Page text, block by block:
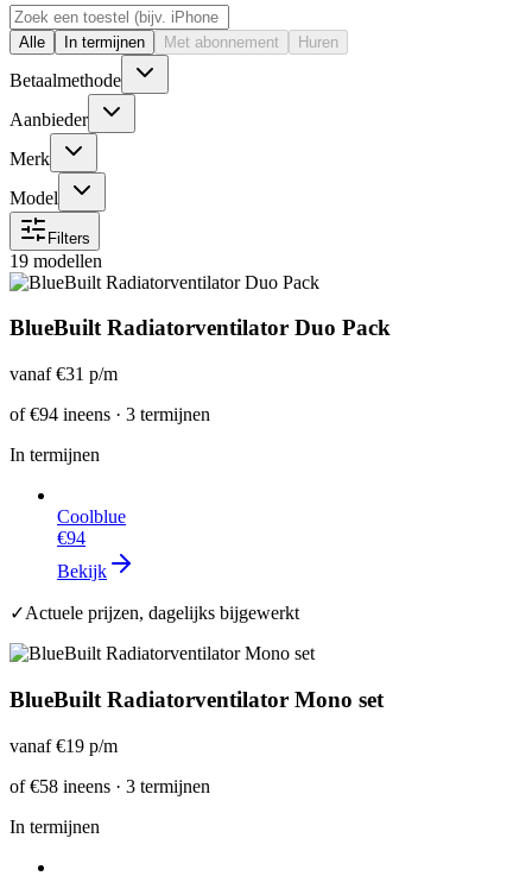
Alle In termijnen Met abonnement Huren
Betaalmethode
Aanbieder
Merk
Model
Filters
19 modellen
BlueBuilt Radiatorventilator Duo Pack
vanaf€31 p/m
of€94 ineens · 3 termijnen
In termijnen
Coolblue
€94
Bekijk
✓Actuele prijzen, dagelijks bijgewerkt
BlueBuilt Radiatorventilator Mono set
vanaf€19 p/m
of€58 ineens · 3 termijnen
In termijnen